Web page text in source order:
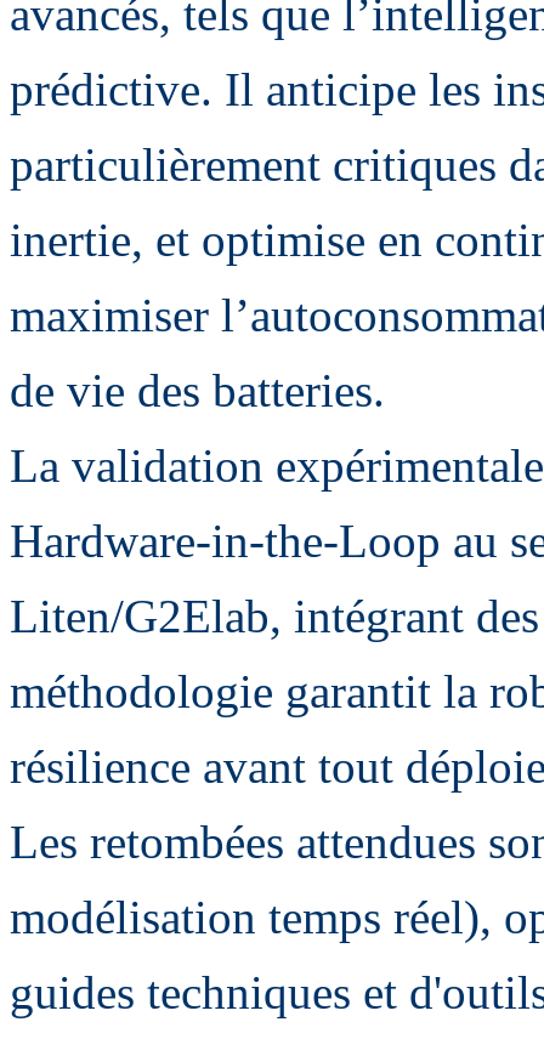
avancés, tels que
prédictive. Il anticipe les
particulièrement critiques
inertie, et optimise en
maximiser
de vie des batteries.
La validation
Hardware-in-the-Loop au
Liten/G2Elab, intégrant
méthodologie garantit la
résilience avant tout
Les retombées attendues
modélisation temps réel),
guides techniques et